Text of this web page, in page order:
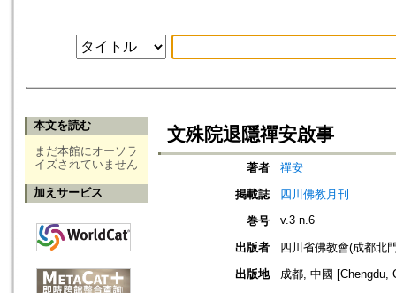
本文を読む
まだ本館にオーソラ
イズされていません
加えサービス
文殊院退隱禪安啟事
著者
禪安
掲載誌
四川佛教月刊
巻号
v.3 n.6
出版者
四川省佛教會(成都北
出版地
成都, 中國 [Chengdu,